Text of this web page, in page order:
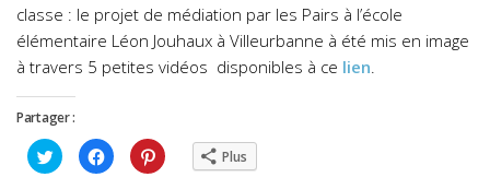
classe : le projet de médiation par les Pairs à l’école
élémentaire Léon Jouhaux à Villeurbanne à été mis en image
à travers 5 petites vidéos disponibles à ce lien.
Partager :
Cliquez
pour
partager
Cliquez
pour
partager
Cliquez
pour Plus